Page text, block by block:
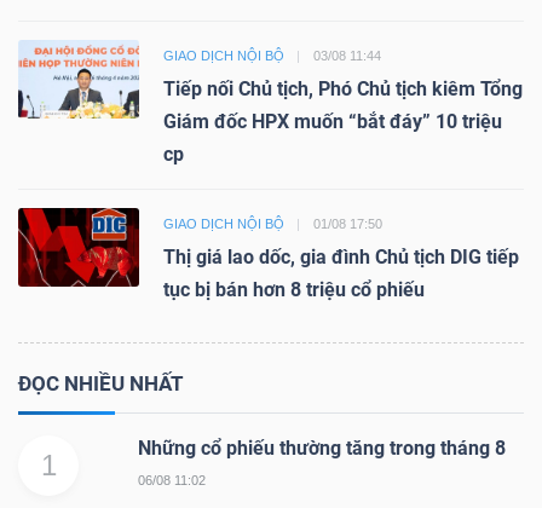
GIAO DỊCH NỘI BỘ 03/08 11:44
Tiếp nối Chủ tịch, Phó Chủ tịch kiêm Tổng
Giám đốc HPX muốn “bắt đáy” 10 triệu
cp
GIAO DỊCH NỘI BỘ 01/08 17:50
Thị giá lao dốc, gia đình Chủ tịch DIG tiếp
tục bị bán hơn 8 triệu cổ phiếu
ĐỌC NHIỀU NHẤT
1
Những cổ phiếu thường tăng trong tháng 8
06/08 11:02